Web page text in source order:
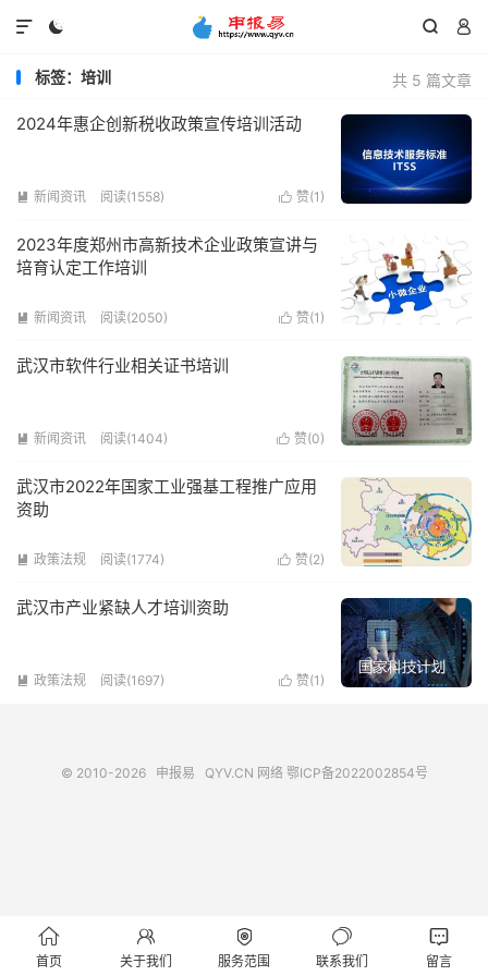
  

共 5 篇文章
标签：培训
2024年惠企创新税收政策宣传培训活动
 赞(1 )
 新闻资讯 阅读(1558)
2023年度郑州市高新技术企业政策宣讲与
培育认定工作培训
 赞(1 )
 新闻资讯 阅读(2050)
武汉市软件行业相关证书培训
 赞(0)
 新闻资讯 阅读(1404)
武汉市2022年国家工业强基工程推广应用
资助
 赞(2)
 政策法规 阅读(1774)
武汉市产业紧缺人才培训资助
 赞(1 )
 政策法规 阅读(1697)
© 2010-2026 申报易 QYV.CN 网络 鄂ICP备2022002854号

首页

关于我们

服务范围

联系我们

留言